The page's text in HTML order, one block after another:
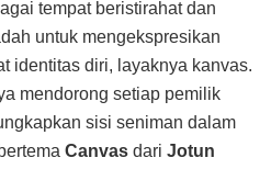
tempat beristirahat dan
untuk mengekspresikan
identitas diri, layaknya kanvas.
mendorong setiap pemilik
sisi seniman dalam
Canvas dari Jotun